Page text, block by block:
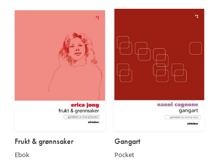
Frukt & grønnsaker
Ebok
Gangart
Pocket